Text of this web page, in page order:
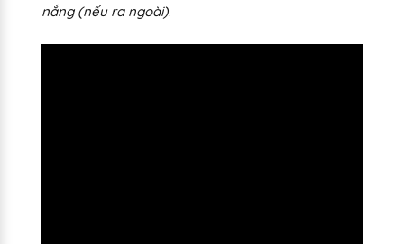
nắng (nếu ra ngoài)